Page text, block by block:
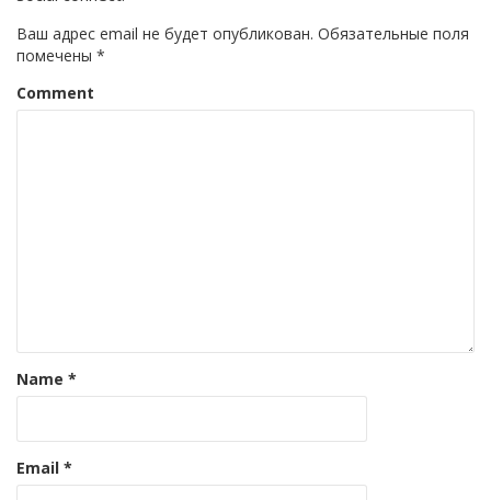
Ваш адрес email не будет опубликован. Обязательные поля
помечены *
Comment
Name *
Email *